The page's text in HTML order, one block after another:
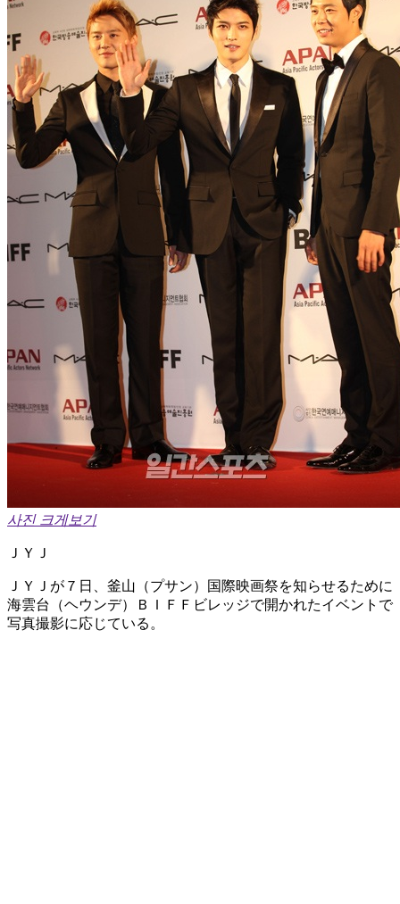
사진 크게보기
ＪＹＪ
ＪＹＪが７日、釜山（プサン）国際映画祭を知らせるために
海雲台（ヘウンデ）ＢＩＦＦビレッジで開かれたイベントで
写真撮影に応じている。